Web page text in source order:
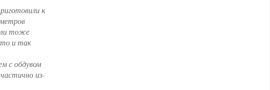
к
тоже
и так
с обдувом
из-